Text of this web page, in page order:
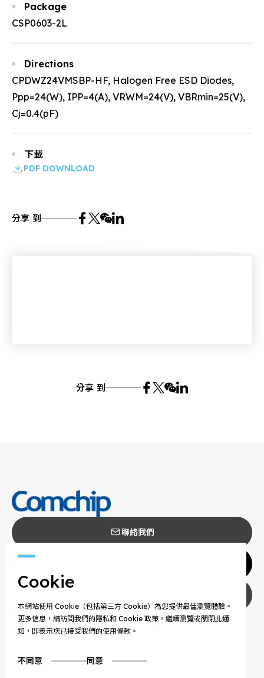
Package
CSP0603-2L
Directions
CPDWZ24VMSBP-HF, Halogen Free ESD Diodes,
Ppp=24(W), IPP=4(A), VRWM=24(V), VBRmin=25(V),
Cj=0.4(pF)
下載
PDF DOWNLOAD
分享 到
分享 到
聯絡我們
COPYRIGHT © 2025 COMCHIP TECHNOLOGY CO.,
Cookie
本網站使用 Cookie（包括第三方 Cookie）為您提供最佳瀏覽體驗。
更多信息，請訪問我們的隱私和 Cookie 政策。繼續瀏覽或關閉此通
知，即表示您已接受我們的使用條款。
不同意 同意